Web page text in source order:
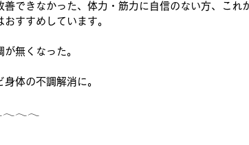
できなかった、体力・筋力に自信のない方、これ
おすすめしています。
無くなった。
体の不調解消に。